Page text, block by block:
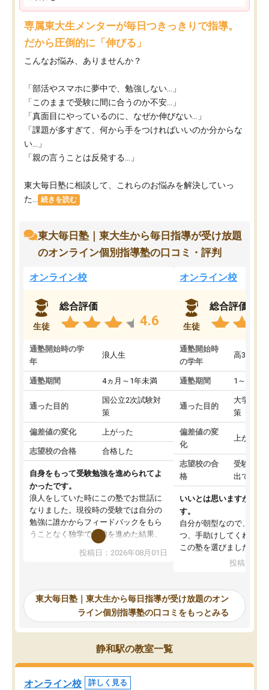
専属東大生メンターが毎日つきっきりで指導。
だから圧倒的に「伸びる」
こんなお悩み、ありませんか？
「部活やスマホに夢中で、勉強しない…」
「このままで受験に間に合うのか不安…」
「真面目にやっているのに、なぜか伸びない…」
「課題が多すぎて、何から手をつければいいのか分からな
い…」
「親の言うことは反発する…」
東大毎日塾に相談して、これらのお悩みを解決していっ
た...
続きを読む
東大毎日塾｜東大生から毎日指導が受け放題
のオンライン個別指導塾の口コミ・評判
オンライン校
生徒
総合評価
4.6
通塾開始時の学
年
浪人生
通塾期間 4ヵ月～1年未満
通った目的
国公立2次試験対
策
偏差値の変化 上がった
志望校の合格 合格した
自身をもって受験勉強を進められてよ
かったです。
浪人をしていた時にこの塾でお世話に
なりました。現役時の受験では自分の
勉強に誰かからフィードバックをもら
うことなく独学で勉強を進めた結果、
入試本番に地歴の学習が間に合わず不
合格となってしまいました。その経験
東大毎日塾にたどり着きました。学習
の長期計画や日々の勉強のやり方につ
いて客観的なアドバイスをいただけた
ので、自信をもって受験勉強を進める
ことができました。自分のように勉強
のやり方や進捗管理で苦労している方
には特におすすめしたい塾です。
投稿日：2026年08月01日
オンライン校
生徒
総合評価
通塾開始時
の学年
高3
通塾期間 1～3ヵ月
通った目的
大学入学
策
偏差値の変
化
上がった
志望校の合
格
受験して
出ていな
いいとは思いますが、料
す。
自分が朝型なので、自習
つ、手助けしてくれる設
この塾を選びました。
投稿日：
東大毎日塾｜東大生から毎日指導が受け放題のオン
ライン個別指導塾の口コミをもっとみる
静和駅の教室一覧
オンライン校 詳しく見る